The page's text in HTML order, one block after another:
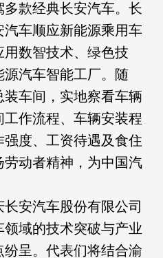
款经典长安汽车。长
车顺应新能源乘用车
数智技术、绿色技
汽车智能工厂。随
车间，实地察看车辆
作流程、车辆安装程
度、工资待遇及食住
动者精神，为中国汽
安汽车股份有限公司
域的技术突破与产业
呈。代表们将结合渝